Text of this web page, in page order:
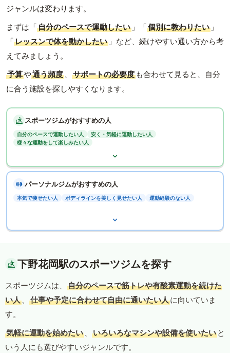
ジャンルは変わります。
まずは「自分のペースで運動したい 」「個別に教わりたい 」
「レッスンで体を動かしたい 」など、続けやすい通い方から考
えてみましょう。
予算や通う頻度 、 サポートの必要度 も合わせて見ると、自分
に合う施設を探しやすくなります。
スポーツジムがおすすめの人
自分のペースで運動したい人
安く・気軽に運動したい人
様々な運動をして楽しみたい人
パーソナルジムがおすすめの人
本気で痩せたい人 ボディラインを美しく見せたい人 運動経験のない人
下野花岡駅のスポーツジムを探す
スポーツジムは、
自分のペースで筋トレや有酸素運動を続けた
い人 、 仕事や予定に合わせて自由に通いたい人に向いていま
す。
気軽に運動を始めたい 、 いろいろなマシンや設備を使いたい と
いう人にも選びやすいジャンルです。